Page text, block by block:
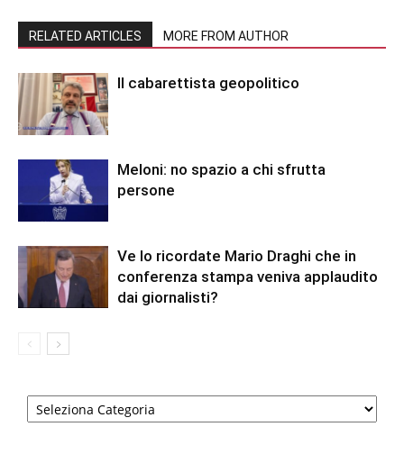
RELATED ARTICLES MORE FROM AUTHOR
Il cabarettista geopolitico
Meloni: no spazio a chi sfrutta
persone
Ve lo ricordate Mario Draghi che in
conferenza stampa veniva applaudito
dai giornalisti?
Categorie